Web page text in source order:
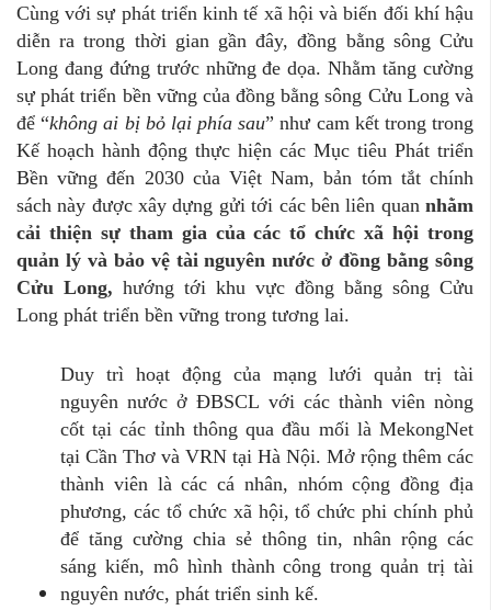
Cùng với sự phát triển kinh tế xã hội và biến đối khí hậu
diễn ra trong thời gian gần đây, đồng bằng sông Cửu
Long đang đứng trước những đe dọa. Nhằm tăng cường
sự phát triển bền vững của đồng bằng sông Cửu Long và
để “không ai bị bỏ lại phía sau” như cam kết trong trong
Kế hoạch hành động thực hiện các Mục tiêu Phát triển
Bền vững đến 2030 của Việt Nam, bản tóm tắt chính
sách này được xây dựng gửi tới các bên liên quan nhằm
cải thiện sự tham gia của các tổ chức xã hội trong
quản lý và bảo vệ tài nguyên nước ở đồng bằng sông
Cửu Long, hướng tới khu vực đồng bằng sông Cửu
Long phát triển bền vững trong tương lai.
Duy trì hoạt động của mạng lưới quản trị tài
nguyên nước ở ĐBSCL với các thành viên nòng
cốt tại các tỉnh thông qua đầu mối là MekongNet
tại Cần Thơ và VRN tại Hà Nội. Mở rộng thêm các
thành viên là các cá nhân, nhóm cộng đồng địa
phương, các tổ chức xã hội, tổ chức phi chính phủ
để tăng cường chia sẻ thông tin, nhân rộng các
sáng kiến, mô hình thành công trong quản trị tài
nguyên nước, phát triển sinh kế.